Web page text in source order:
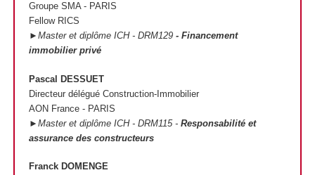
Groupe SMA - PARIS
Fellow RICS
►Master et diplôme ICH - DRM129 - Financement
immobilier privé
Pascal DESSUET
Directeur délégué Construction-Immobilier
AON France - PARIS
►Master et diplôme ICH - DRM115 - Responsabilité et
assurance des constructeurs
Franck DOMENGE